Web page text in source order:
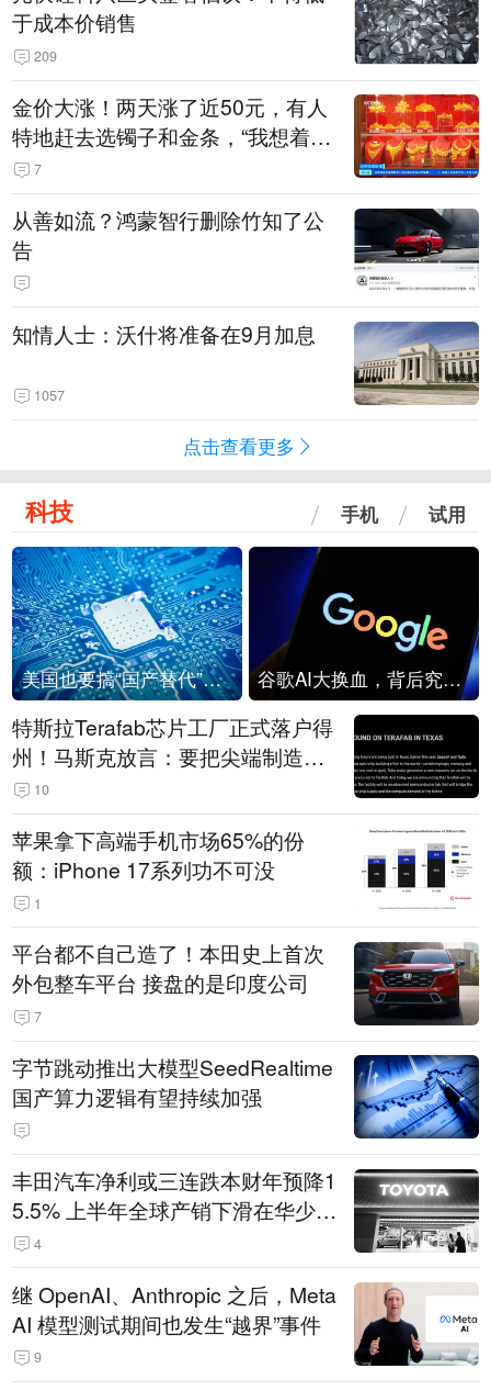
于成本价销售
209
金价大涨！两天涨了近50元，有人
特地赶去选镯子和金条，“我想着买
起来可以保值，小批量进一些货”
7
从善如流？鸿蒙智行删除竹知了公
告
知情人士：沃什将准备在9月加息
1057
点击查看更多
科技 手机 试用
美国也要搞“国产替代”？先算清三笔账 谷歌AI大换血，背后究竟发生了什么？
特斯拉Terafab芯片工厂正式落户得
州！马斯克放言：要把尖端制造带
回美国
10
苹果拿下高端手机市场65%的份
额：iPhone 17系列功不可没
1
平台都不自己造了！本田史上首次
外包整车平台 接盘的是印度公司
7
字节跳动推出大模型SeedRealtime
国产算力逻辑有望持续加强
丰田汽车净利或三连跌本财年预降1
5.5% 上半年全球产销下滑在华少卖
14.3万辆
4
继 OpenAI、Anthropic 之后，Meta
AI 模型测试期间也发生“越界”事件
9